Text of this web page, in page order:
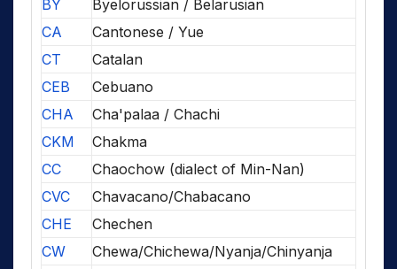
BY
Byelorussian / Belarusian
CA
Cantonese / Yue
CT
Catalan
CEB
Cebuano
CHA
Cha'palaa / Chachi
CKM
Chakma
CC
Chaochow (dialect of Min-Nan)
CVC
Chavacano/Chabacano
CHE
Chechen
CW
Chewa/Chichewa/Nyanja/Chinyanja